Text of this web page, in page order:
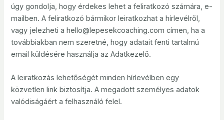
úgy gondolja, hogy érdekes lehet a feliratkozó számára, e-
mailben. A feliratkozó bármikor leiratkozhat a hírlevélről,
vagy jelezheti a hello@lepesekcoaching.com címen, ha a
továbbiakban nem szeretné, hogy adatait fenti tartalmú
email küldésére használja az Adatkezelő.
A leiratkozás lehetőségét minden hírlevélben egy
közvetlen link biztosítja. A megadott személyes adatok
valódiságáért a felhasználó felel.